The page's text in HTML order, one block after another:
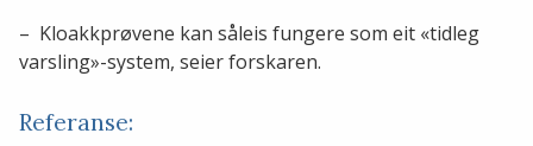
– Kloakkprøvene kan såleis fungere som eit «tidleg
varsling»-system, seier forskaren.
Referanse: